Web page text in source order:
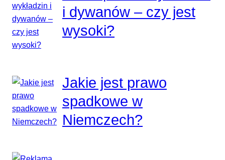
i dywanów – czy jest
wysoki?
Jakie jest prawo
spadkowe w
Niemczech?